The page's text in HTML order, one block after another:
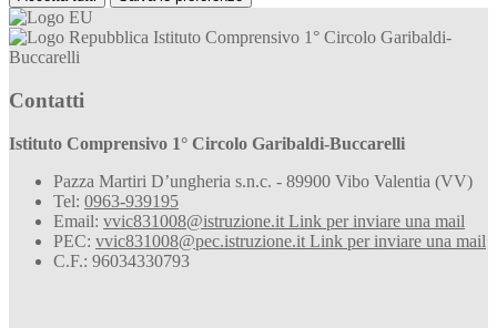
Istituto Comprensivo 1° Circolo Garibaldi-
Buccarelli
Contatti
Istituto Comprensivo 1° Circolo Garibaldi-Buccarelli
Pazza Martiri D’ungheria s.n.c. - 89900 Vibo Valentia (VV)
Tel: 0963-939195
Email: vvic831008@istruzione.it Link per inviare una mail
PEC: vvic831008@pec.istruzione.it Link per inviare una mail
C.F.: 96034330793